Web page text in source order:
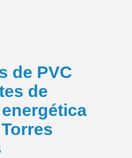
de PVC
de